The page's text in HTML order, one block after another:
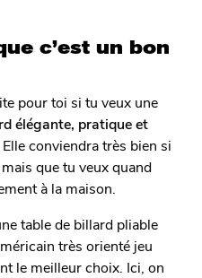
c’est un bon
pour toi si tu veux une
élégante, pratique et
. Elle conviendra très bien si
que tu veux quand
à la maison.
table de billard pliable
très orienté jeu
le meilleur choix. Ici, on